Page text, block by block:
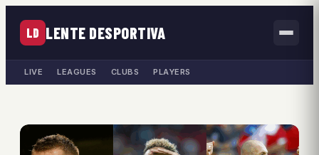
LD LENTE DESPORTIVA
LIVE LEAGUES CLUBS PLAYERS